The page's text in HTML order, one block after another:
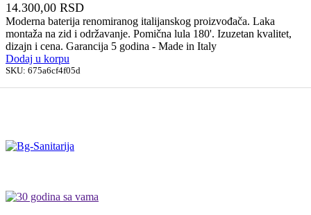
14.300,00 RSD
Moderna baterija renomiranog italijanskog proizvođača. Laka
montaža na zid i održavanje. Pomična lula 180'. Izuzetan kvalitet,
dizajn i cena. Garancija 5 godina - Made in Italy
Dodaj u korpu
SKU: 675a6cf4f05d